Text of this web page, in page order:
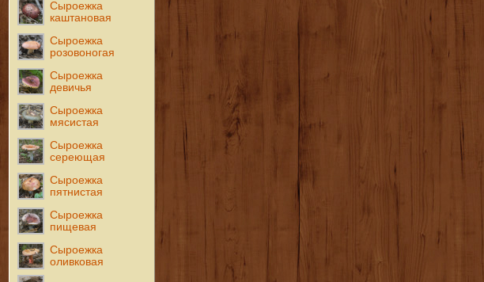
Сыроежка
каштановая
Сыроежка
розовоногая
Сыроежка
девичья
Сыроежка
мясистая
Сыроежка
сереющая
Сыроежка
пятнистая
Сыроежка
пищевая
Сыроежка
оливковая